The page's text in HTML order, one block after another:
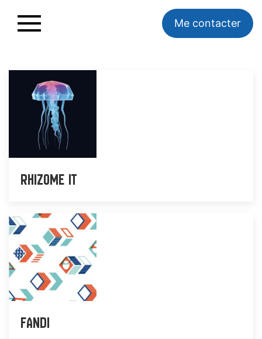
Me contacter
Rhizome IT
Fandi